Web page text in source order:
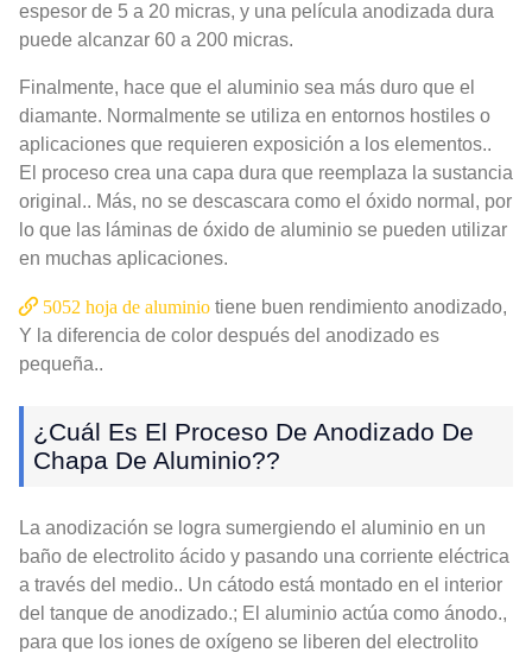
espesor de 5 a 20 micras, y una película anodizada dura
puede alcanzar 60 a 200 micras.
Finalmente, hace que el aluminio sea más duro que el
diamante. Normalmente se utiliza en entornos hostiles o
aplicaciones que requieren exposición a los elementos..
El proceso crea una capa dura que reemplaza la sustancia
original.. Más, no se descascara como el óxido normal, por
lo que las láminas de óxido de aluminio se pueden utilizar
en muchas aplicaciones.
5052 hoja de aluminio tiene buen rendimiento anodizado,
Y la diferencia de color después del anodizado es
pequeña..
¿Cuál Es El Proceso De Anodizado De
Chapa De Aluminio??
La anodización se logra sumergiendo el aluminio en un
baño de electrolito ácido y pasando una corriente eléctrica
a través del medio.. Un cátodo está montado en el interior
del tanque de anodizado.; El aluminio actúa como ánodo.,
para que los iones de oxígeno se liberen del electrolito